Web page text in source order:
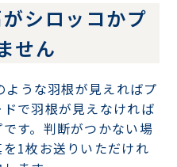
シロッコかプ
せん
うな羽根が見えればプ
で羽根が見えなければ
す。判断がつかない場
1枚お送りいただけれ